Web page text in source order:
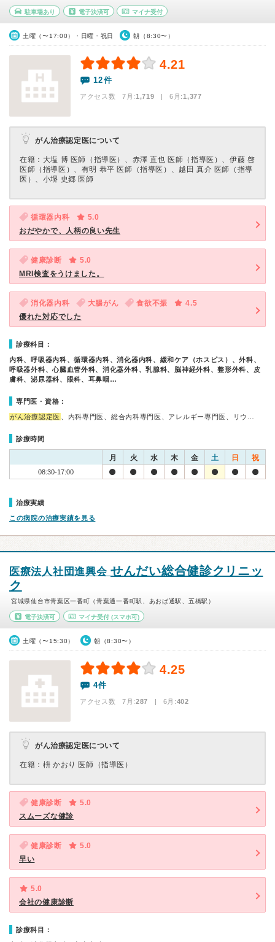
駐車場あり 電子決済可 マイナ受付
土曜（〜17:00）・日曜・祝日 朝（8:30〜）
4.21
12件
アクセス数 7月:1,719 | 6月:1,377
がん治療認定医について
在籍：⼤塩 博 医師（指導医）、赤澤 直也 医師（指導医）、伊藤 啓
医師（指導医）、有明 恭平 医師（指導医）、越⽥ 真介 医師（指導
医）、⼩堺 史郷 医師
循環器内科
5.0
おだやかで、人柄の良い先生
健康診断
5.0
MRI検査をうけました。
消化器内科 大腸がん 食欲不振
4.5
優れた対応でした
診療科目：
内科、呼吸器内科、循環器内科、消化器内科、緩和ケア（ホスピス）、外科、
呼吸器外科、心臓血管外科、消化器外科、乳腺科、脳神経外科、整形外科、皮
膚科、泌尿器科、眼科、耳鼻咽…
専門医・資格：
がん治療認定医 、内科専門医、総合内科専門医、アレルギー専門医、リウ…
診療時間
月 火 水 木 金 土 日 祝
08:30-17:00
治療実績
この病院の治療実績を見る
医療法人社団進興会 せんだい総合健診クリニッ
ク
宮城県仙台市青葉区一番町（青葉通一番町駅、あおば通駅、五橋駅）
電子決済可 マイナ受付(スマホ可)
土曜（〜15:30） 朝（8:30〜）
4.25
4件
アクセス数 7月:287 | 6月:402
がん治療認定医について
在籍：枡 かおり 医師（指導医）
健康診断
5.0
スムーズな健診
健康診断
5.0
早い
5.0
会社の健康診断
診療科目：